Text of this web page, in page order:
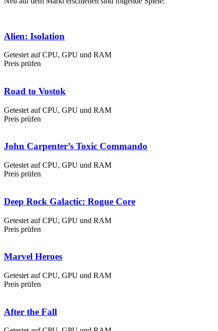
Alien: Isolation
Getestet auf CPU, GPU und RAM
Preis prüfen
Road to Vostok
Getestet auf CPU, GPU und RAM
Preis prüfen
John Carpenter’s Toxic Commando
Getestet auf CPU, GPU und RAM
Preis prüfen
Deep Rock Galactic: Rogue Core
Getestet auf CPU, GPU und RAM
Preis prüfen
Marvel Heroes
Getestet auf CPU, GPU und RAM
Preis prüfen
After the Fall